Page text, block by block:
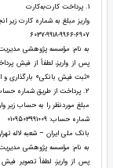
1. پرداخت کارت‌به‌کارت
واریز مبلغ به شماره کارت زیر
6037-9918-9966-6907
به نام: مؤسسه پژوهشی
«ثبت فیش بانکی» بارگذاری و
2. پرداخت از طریق شماره حساب
مبلغ موردنظر را به حساب زیر
شماره حساب: 0109503991009
بانک ملی ایران – شعبه لاله
به نام: مؤسسه پژوهشی